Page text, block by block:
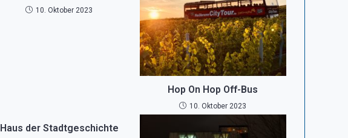
10. Oktober 2023
Hop On Hop Off-Bus
10. Oktober 2023
Haus der Stadtgeschichte